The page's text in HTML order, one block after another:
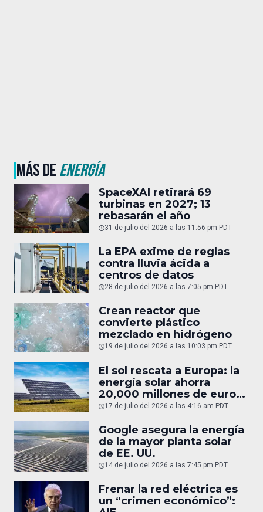
MÁS DEENERGÍA
SpaceXAI retirará 69
turbinas en 2027; 13
rebasarán el año
31 de julio del 2026 a las 11:56 pm PDT
La EPA exime de reglas
contra lluvia ácida a
centros de datos
28 de julio del 2026 a las 7:05 pm PDT
Crean reactor que
convierte plástico
mezclado en hidrógeno
19 de julio del 2026 a las 10:03 pm PDT
El sol rescata a Europa: la
energía solar ahorra
20,000 millones de euros
en gas
17 de julio del 2026 a las 4:16 am PDT
Google asegura la energía
de la mayor planta solar
de EE. UU.
14 de julio del 2026 a las 7:45 pm PDT
Frenar la red eléctrica es
un “crimen económico”: